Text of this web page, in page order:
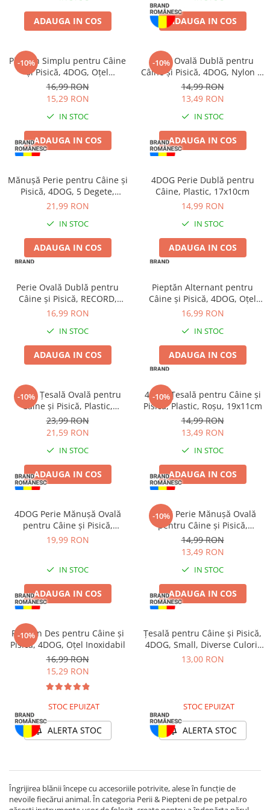
Cremoase
Pernuțe
Îngrijire Câini
Covorașe Igienice Câini
Igienă Câini
Șampoane Câini
Antiparazitare Câini
Vitamine Câini
Accesorii Câini
Culcușuri & Saltele Câini
Cuști și Genți
Zgărzi, Lese & Hamuri
Jucării Câini
Semi-umede
Umede
Îngrijire Pisici
Așternut Igienic Pisici
Igienă Pisici
Antiparazitare Pisici
Vitamine Pisici
Perii & Piepteni Pisici
Culcușuri & Saltele Pisici
Ansambluri Pisici
Cuști & Genți Pisici
Litiere Pisici
Jucării Pisici
ADAUGA IN COS ADAUGA IN COS
-10%
Pieptăn Simplu pentru Câine
și Pisică, 4DOG, Oțel
Inoxidabil
16,99 RON
15,29 RON
IN STOC
ADAUGA IN COS
-10%
Perie Ovală Dublă pentru
Câine și Pisică, 4DOG, Nylon și
Metal
14,99 RON
13,49 RON
IN STOC
ADAUGA IN COS
Mănușă Perie pentru Câine și
Pisică, 4DOG, 5 Degete,
Albastru
21,99 RON
IN STOC
ADAUGA IN COS
4DOG Perie Dublă pentru
Câine, Plastic, 17x10cm
14,99 RON
IN STOC
ADAUGA IN COS
Perie Ovală Dublă pentru
Câine și Pisică, RECORD,
Lemn, 21cm
16,99 RON
IN STOC
ADAUGA IN COS
Pieptăn Alternant pentru
Câine și Pisică, 4DOG, Oțel
Inoxidabil
16,99 RON
IN STOC
ADAUGA IN COS
-10%
4DOG Țesală Ovală pentru
Câine și Pisică, Plastic,
19x13cm
23,99 RON
21,59 RON
IN STOC
ADAUGA IN COS
-10%
4DOG Țesală pentru Câine și
Pisică, Plastic, Roșu, 19x11cm
14,99 RON
13,49 RON
IN STOC
ADAUGA IN COS
4DOG Perie Mănușă Ovală
pentru Câine și Pisică,
13x8.5cm
19,99 RON
IN STOC
ADAUGA IN COS
-10%
4DOG Perie Mănușă Ovală
pentru Câine și Pisică,
Cauciuc, 13x8cm
14,99 RON
13,49 RON
IN STOC
ADAUGA IN COS
-10%
Pieptăn Des pentru Câine și
Pisică, 4DOG, Oțel Inoxidabil
16,99 RON
15,29 RON
STOC EPUIZAT
ALERTA STOC
Țesală pentru Câine și Pisică,
4DOG, Small, Diverse Culori,
Plastic
13,00 RON
STOC EPUIZAT
ALERTA STOC
Îngrijirea blănii începe cu accesoriile potrivite, alese în funcție de
nevoile fiecărui animal. În categoria Perii & Piepteni de pe petpal.ro